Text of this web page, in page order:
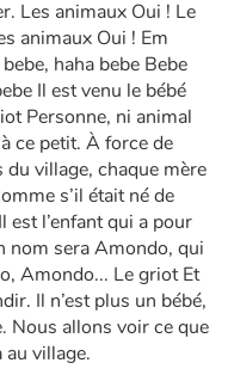
Les animaux Oui ! Le
animaux Oui ! Em
haha bebe Bebe
Il est venu le bébé
Personne, ni animal
ce petit. À force de
village, chaque mère
s’il était né de
est l’enfant qui a pour
nom sera Amondo, qui
Amondo... Le griot Et
Il n’est plus un bébé,
Nous allons voir ce que
village.